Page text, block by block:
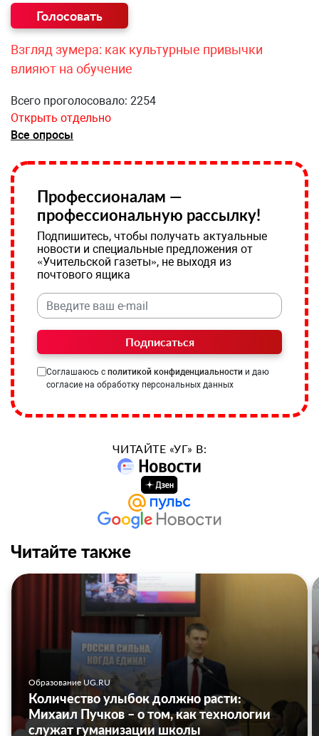
Взгляд зумера: как культурные привычки
влияют на обучение
Всего проголосовало: 2254
Открыть отдельно
Все опросы
Профессионалам —
профессиональную рассылку!
Подпишитесь, чтобы получать актуальные
новости и специальные предложения от
«Учительской газеты», не выходя из
почтового ящика
Подписаться
Соглашаюсь с политикой конфиденциальности и даю
согласие на обработку персональных данных
ЧИТАЙТЕ «УГ» В:
Читайте также
Образование UG.RU
Количество улыбок должно расти:
Михаил Пучков – о том, как технологии
служат гуманизации школы